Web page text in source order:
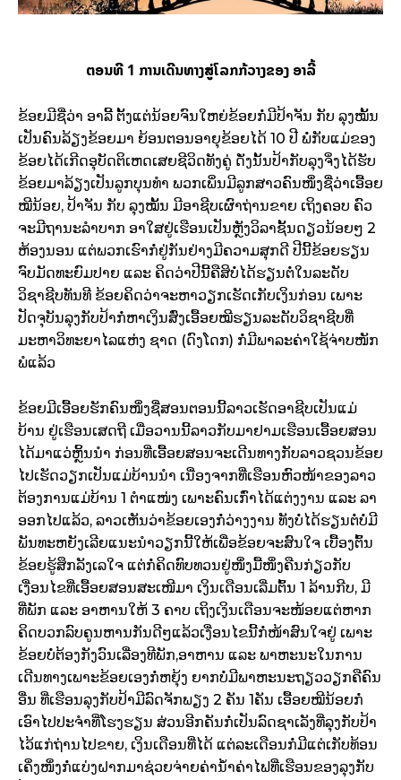
ຕອນທີ 1 ການເດີນທາງສູ່ໂລກກ້ວາງຂອງ ອາລີ້
ຂ້ອຍມີຊື່ວ່າ ອາລີ້ ຕັ້ງແຕ່ນ້ອຍຈົນໃຫຍ່ຂ້ອຍກໍ່ມີປ້າຈັນ ກັບ ລຸງໝັ້ນ
ເປັນຄົນລ້ຽງຂ້ອຍມາ ຍ້ອນຕອນອາຍຸຂ້ອຍໄດ້ 10 ປີ ພໍ່ກັບແມ່ຂອງ
ຂ້ອຍໄດ້ເກີດອຸບັດຕິເຫດເສຍຊີວິດທັງຄູ່ ດັ່ງນັ້ນປ້າກັບລຸງຈິ່ງໄດ້ຮັບ
ຂ້ອຍມາລ້ຽງເປັນລູກບຸນທຳ ພວກເພິ່ນມີລູກສາວຄົນໜຶ່ງຊື່ວ່າເອື້ອຍ
ໝີນ້ອຍ, ປ້າຈັນ ກັບ ລຸງໝັ້ນ ມີອາຊີບເຜົາຖ່ານຂາຍ ເຖິງຄອບ ຄົວ
ຈະມີຖານະລຳບາກ ອາໃສຢູ່ເຮືອນເປັນຫຼັງວິລາຊັ້ນດຽວນ້ອຍໆ 2
ຫ້ອງນອນ ແຕ່ພວກເຮົາກໍ່ຢູ່ກັນຢ່າງມີຄວາມສຸກດີ ປີນີ້ຂ້ອຍຮຽນ
ຈົບມັດທະຍົມປາຍ ແລະ ຄິດວ່າປີນີ້ຄືສິບໍ່ໄດ້ຮຽນຕໍ່ໃນລະດັບ
ວິຊາຊີບທັນທີ ຂ້ອຍຄິດວ່າຈະຫາວຽກເຮັດເກັບເງິນກ່ອນ ເພາະ
ປັດຈຸບັນລຸງກັບປ້າກໍ່ຫາເງິນສົ່ງເອື້ອຍໝີຮຽນລະດັບວິຊາຊີບທີ່
ມະຫາວິທະຍາໄລແຫ່ງ ຊາດ (ດົງໂດກ) ກໍ່ມີພາລະຄ່າໃຊ້ຈ່າບໜັກ
ພໍແລ້ວ
ຂ້ອຍມີເອື້ອຍຮັກຄົນໜຶ່ງຊື່ສອນຕອນນີ້ລາວເຮັດອາຊີບເປັນແມ່
ບ້ານ ຢູ່ເຮືອນເສດຖີ ເມື່ອວານນີ້ລາວກັບມາຢາມເຮືອນເອື້ອຍສອນ
ໄດ້ມາແວ່ຫຼິ້ນນຳ ກ່ອນທີ່ເອື້ອຍສອນຈະເດີນທາງກັບລາວຊວນຂ້ອຍ
ໄປເຮັດວຽກເປັນແມ່ບ້ານນຳ ເນື່ອງຈາກທີ່ເຮືອນຫົວໜ້າຂອງລາວ
ຕ້ອງການແມ່ບ້ານ 1 ຕຳແໜ່ງ ເພາະຄົນເກົ່າໄດ້ແຕ່ງງານ ແລະ ລາ
ອອກໄປແລ້ວ, ລາວເຫັນວ່າຂ້ອຍເອງກໍ່ວ່າງງານ ທັງບໍ່ໄດ້ຮຽນຕໍ່ບໍ່ມີ
ພັນທະຫຍັງເລີຍແນະນຳວຽກນີ້ໃຫ້ເພື່ອຂ້ອຍຈະສົນໃຈ ເບື້ອງຕົ້ນ
ຂ້ອຍຮູ້ສຶກລັງເລໃຈ ແຕ່ກໍ່ຄິດທົບທວນຢູ່ໜຶ່ງມື້ໜຶ່ງຄືນກ່ຽວກັບ
ເງື່ອນໄຂທີ່ເອື້ອຍສອນສະເໜີມາ ເງິນເດືອນເລີ່ມຕົ້ນ 1 ລ້ານກີບ, ມີ
ທີ່ພັກ ແລະ ອາຫານໃຫ້ 3 ຄາບ ເຖິງເງິນເດືອນຈະໜ້ອຍແຕ່ຫາກ
ຄິດບວກລົບຄູນຫານກັນດີໆແລ້ວເງື່ອນໄຂນີ້ກໍ່ໜ້າສົນໃຈຢູ່ ເພາະ
ຂ້ອຍບໍ່ຕ້ອງກັງວົນເລື່ອງທີພັກ,​ອາຫານ ແລະ ພາຫະນະໃນການ
ເດີນທາງເພາະຂ້ອຍເອງກໍ່ຫຍຸ້ງ ຍາກບໍ່ມີພາຫະນະຖຽວວຽກຄືຄົນ
ອື່ນ ທີ່ເຮືອນລຸງກັບປ້າມີລົດຈັກພຽງ 2 ຄັນ 1ຄັນ ເອື້ອຍໝີນ້ອຍກໍ່
ເອົາໄປປະຈຳທີ່ໂຮງຮຽນ ສ່ວນອີກຄັນກໍ່ເປັນລົດຊາເລັງທີ່ລຸງກັບປ້າ
ໄວ້ແກ່ຖ່ານໄປຂາຍ, ເງິນເດືອນທີ່ໄດ້ ແຕ່ລະເດືອນກໍ່ມີແຕ່ເກັບທ້ອນ
ເຄິ່ງໜຶ່ງກໍ່ແບ່ງຝາກມາຊ່ວຍຈ່າຍຄ່ານ້ຳຄ່າໄຟທີ່ເຮືອນຂອງລຸງກັບ